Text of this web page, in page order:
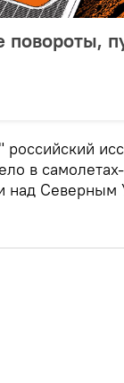
повороты,
" российский
в самолетах-
над Северным